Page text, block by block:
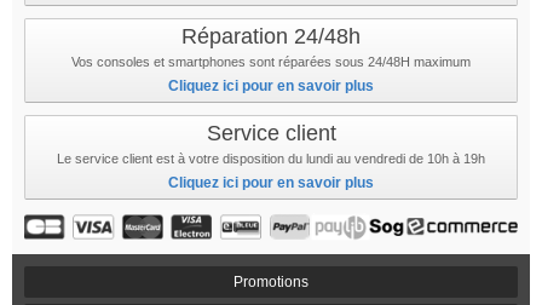
Réparation 24/48h
Vos consoles et smartphones sont réparées sous 24/48H maximum
Cliquez ici pour en savoir plus
Service client
Le service client est à votre disposition du lundi au vendredi de 10h à 19h
Cliquez ici pour en savoir plus
Promotions